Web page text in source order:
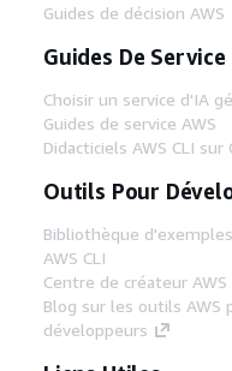
Guides de décision AWS
Guides De Service
Choisir un service d'IA
Guides de service AWS
Didacticiels AWS CLI sur
Outils Pour
Bibliothèque
AWS CLI
Centre de créateur AWS
Blog sur les outils AWS
développeurs